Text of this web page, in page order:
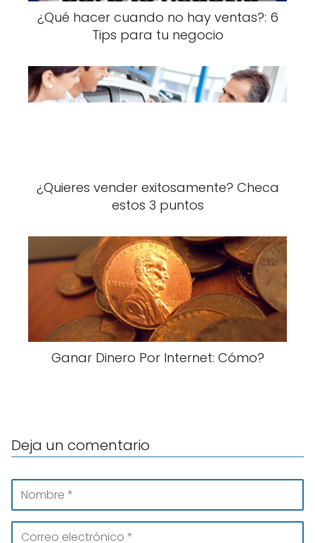
¿Qué hacer cuando no hay ventas?: 6
Tips para tu negocio
¿Quieres vender exitosamente? Checa
estos 3 puntos
Ganar Dinero Por Internet: Cómo?
Deja un comentario